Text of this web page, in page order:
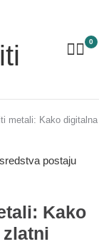
0
metali: Kako digitalna
Kako